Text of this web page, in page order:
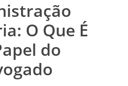
O Que É
do